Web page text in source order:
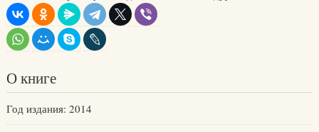
О книге
Год издания: 2014